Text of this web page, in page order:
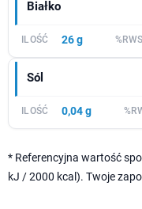
Białko
26 g
Sól
0,04 g
* Referencyjna wartość
kJ / 2000 kcal). Twoje